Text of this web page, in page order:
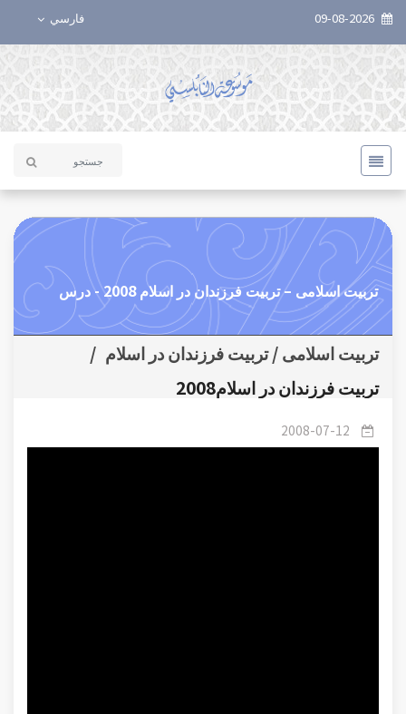
فارسي
تربیت اسلامی – تربیت فرزندان در اسلام 2008 - درس
تربیت اسلامی / تربیت فرزندان در اسلام /
تربیت فرزندان در اسلام2008
2008-07-12